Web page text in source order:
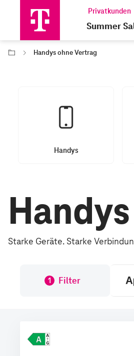
Summer
Handys ohne Vertrag
Handys
Starke Geräte. Starke
1 Filter